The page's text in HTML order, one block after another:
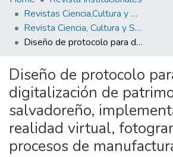
Revistas Ciencia,Cultura y Sociedad
Revista Ciencia, Cultura y Sociedad Vol. 8 N°1
Diseño de protocolo para digitalización de patrimonio cultural salvadoreño, implementando realidad virtual, fotogrametría y procesos de manufactura aditiva
Diseño de protocolo
digitalización de
salvadoreño,
realidad virtual,
procesos de